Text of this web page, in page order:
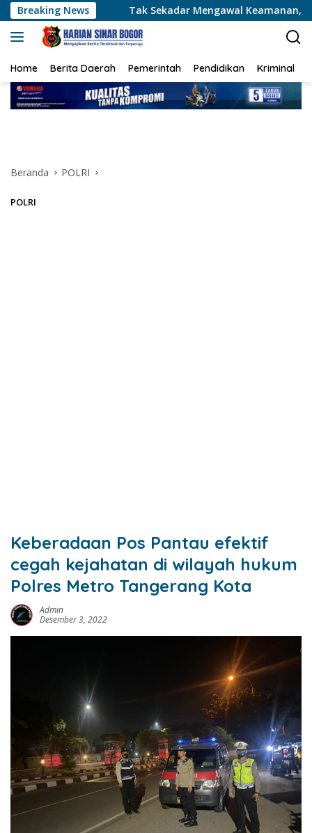
Langsung
ke
konten
Breaking News
Tak Sekadar Mengawal Keamanan, Polsek Kandis Turun ke
Home Berita Daerah Pemerintah Pendidikan Kriminal
Beranda POLRI
POLRI
Keberadaan Pos Pantau efektif
cegah kejahatan di wilayah hukum
Polres Metro Tangerang Kota
Admin
Desember 3, 2022